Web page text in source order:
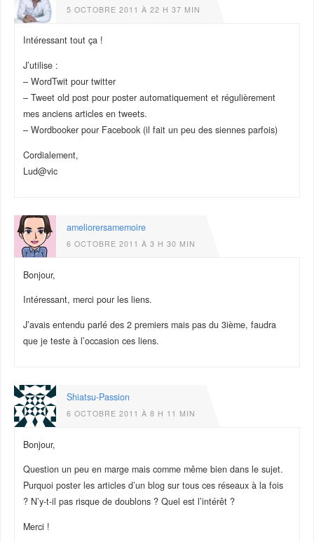
5 OCTOBRE 2011 À 22 H 37 MIN
Intéressant tout ça !
J’utilise :
– WordTwit pour twitter
– Tweet old post pour poster automatiquement et régulièrement
mes anciens articles en tweets.
– Wordbooker pour Facebook (il fait un peu des siennes parfois)
Cordialement,
Lud@vic
ameliorersamemoire
6 OCTOBRE 2011 À 3 H 30 MIN
Bonjour,
Intéressant, merci pour les liens.
J’avais entendu parlé des 2 premiers mais pas du 3ième, faudra
que je teste à l’occasion ces liens.
Shiatsu-Passion
6 OCTOBRE 2011 À 8 H 11 MIN
Bonjour,
Question un peu en marge mais comme même bien dans le sujet.
Purquoi poster les articles d’un blog sur tous ces réseaux à la fois
? N’y-t-il pas risque de doublons ? Quel est l’intérêt ?
Merci !